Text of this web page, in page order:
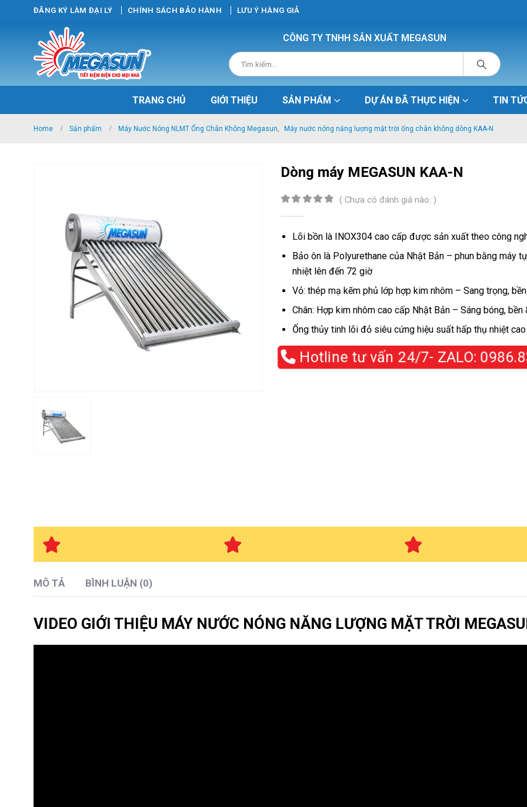
ĐĂNG KÝ LÀM ĐẠI LÝ CHÍNH SÁCH BẢO HÀNH LƯU Ý HÀNG GIẢ
CÔNG TY TNHH SẢN XUẤT MEGASUN
TRANG CHỦ GIỚI THIỆU SẢN PHẨM DỰ ÁN ĐÃ THỰC HIỆN TIN
Home Sản phẩm Máy Nước Nóng NLMT Ống Chân Không Megasun, Máy nước nóng năng lượng mặt trời ống chân không dòng KAA-N
Dòng máy MEGASUN KAA-N
( Chưa có đánh giá nào. )
Lõi bồn là INOX304 cao cấp được sản xuất theo công
Bảo ôn là Polyurethane của Nhật Bản – phun bằng máy
nhiệt lên đến 72 giờ
Vỏ: thép mạ kẽm phủ lớp hợp kim nhôm – Sang trọng,
Chân: Hợp kim nhôm cao cấp Nhật Bản – Sáng bóng, bền
Ống thủy tinh lõi đỏ siêu cứng hiệu suất hấp thụ nhiệt cao
Hotline tư vấn 24/7- ZALO:
MÔ TẢ BÌNH LUẬN (0)
VIDEO GIỚI THIỆU MÁY NƯỚC NÓNG NĂNG LƯỢNG MẶT TRỜI